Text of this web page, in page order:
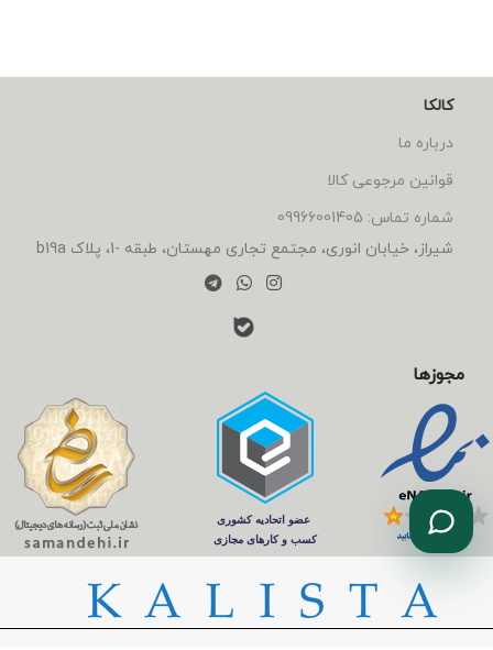
کالکا
درباره ما
قوانین مرجوعی کالا
شماره تماس: 09966001405
شیراز، خیابان انوری، مجتمع تجاری مهستان، طبقه -1، پلاک b19a
مجوزها